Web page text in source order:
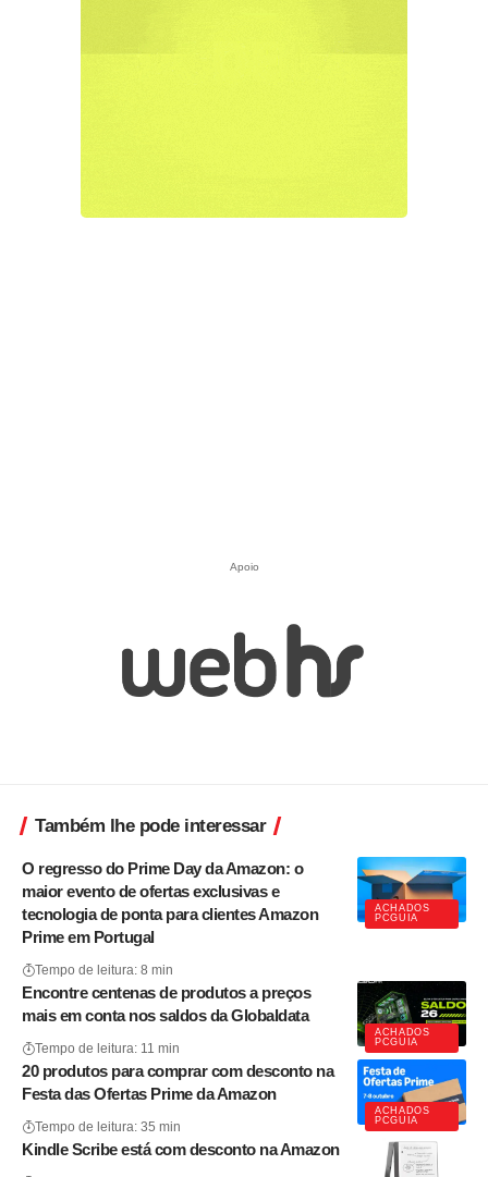
Apoio
Também lhe pode interessar
ACHADOS
PCGUIA
O regresso do Prime Day da Amazon: o
maior evento de ofertas exclusivas e
tecnologia de ponta para clientes Amazon
Prime em Portugal
Tempo de leitura: 8 min
ACHADOS
PCGUIA
Encontre centenas de produtos a preços
mais em conta nos saldos da Globaldata
Tempo de leitura: 11 min
ACHADOS
PCGUIA
20 produtos para comprar com desconto na
Festa das Ofertas Prime da Amazon
Tempo de leitura: 35 min
Kindle Scribe está com desconto na Amazon